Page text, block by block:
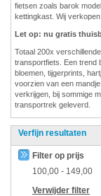
fietsen zoals barok
kettingkast. Wij
Let op: nu gratis
Totaal 200x
transportfiets. Een trend
bloemen, tijgerprints,
voorzien van een
verkrijgen, bij sommige
transportrek geleverd.
Verfijn resultaten
Filter op prijs
100,00 - 149,00
Verwijder filter